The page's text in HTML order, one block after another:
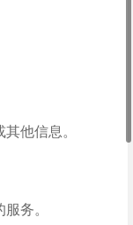
他信息。
务。